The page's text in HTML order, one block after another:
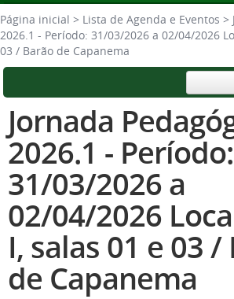
Página inicial > Lista de Agenda e Eventos >
2026.1 - Período: 31/03/2026 a 02/04/2026
03 / Barão de Capanema
Jornada
2026.1 - Período:
31/03/2026 a
02/04/2026
I, salas 01 e 03 /
de Capanema